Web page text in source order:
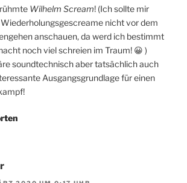
Wilhelm Scream! (Ich sollte mir
nicht vor dem
anschauen, da werd ich bestimmt
noch viel schreien im Traum! 😀 )
soundtechnisch aber tatsächlich auch
Ausgangsgrundlage für einen